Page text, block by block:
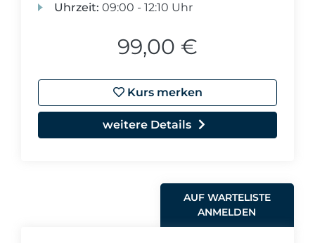
Uhrzeit: 09:00 - 12:10 Uhr
99,00 €
Kurs merken
weitere Details
AUF WARTELISTE
ANMELDEN